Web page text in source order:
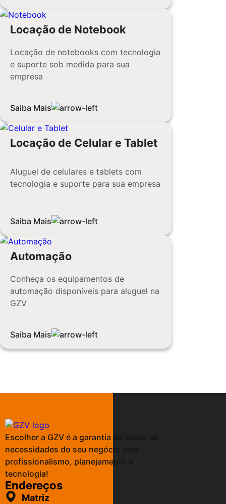
Locação de Notebook
Locação de notebooks com tecnologia
e suporte sob medida para sua
empresa
Saiba Mais
Locação de Celular e Tablet
Aluguel de celulares e tablets com
tecnologia e suporte para sua empresa
Saiba Mais
Automação
Conheça os equipamentos de
automação disponíveis para aluguel na
GZV
Saiba Mais
Escolher a GZV é a garantia de suprir as
necessidades do seu negócio com
profissionalismo, planejamento e
tecnologia!
Endereços
Matriz